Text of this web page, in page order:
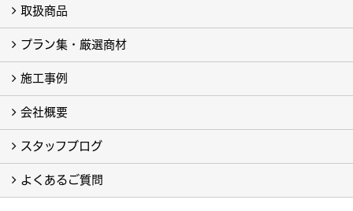
NIWAについて
取扱商品
取扱商品-すべて-
カーポート (5)
プラン集・厳選商材
厳選商材-すべて- (4)
施工事例
フォトギャラリー
完工事例
会社概要
会社概要・アクセス
イベント一覧
スタッフブログ
スタッフブログ
スタッフ一覧
よくあるご質問